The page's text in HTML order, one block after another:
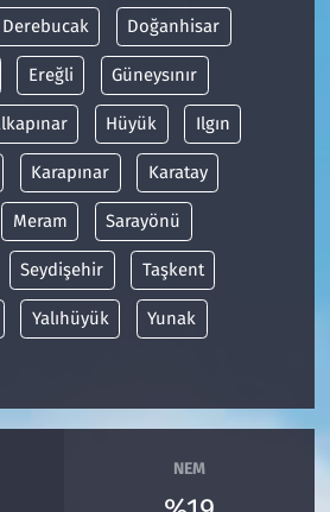
Derebucak Doğanhisar
Ereğli Güneysınır
Hüyük Ilgın
Karapınar Karatay
Meram Sarayönü
Seydişehir Taşkent
Yalıhüyük Yunak
NEM